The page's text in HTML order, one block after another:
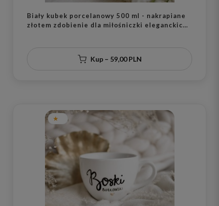
Biały kubek porcelanowy 500 ml - nakrapiane
złotem zdobienie dla miłośniczki eleganckich
Kup – 59,00 PLN